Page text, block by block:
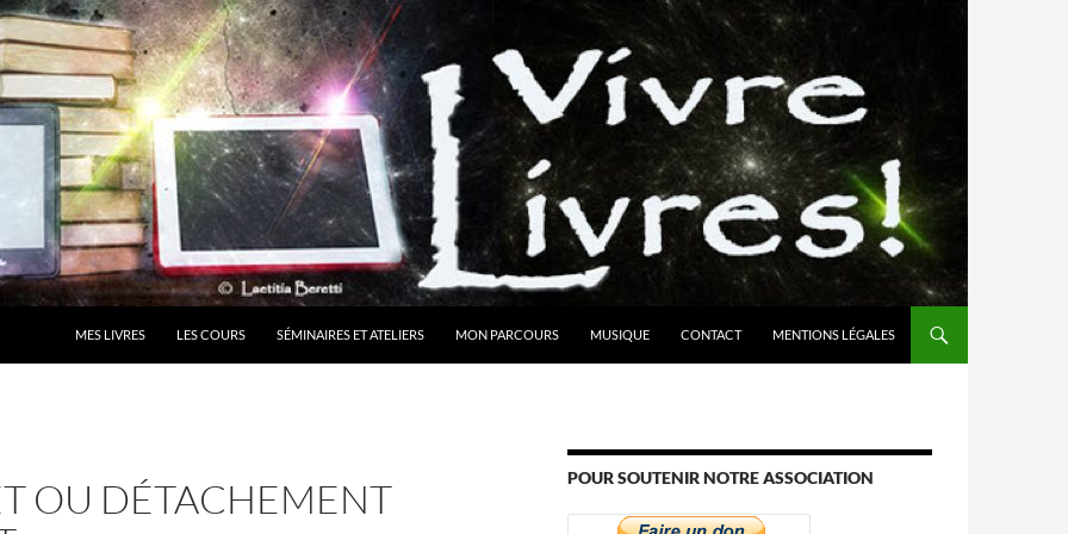
MES LIVRES LES COURS SÉMINAIRES ET ATELIERS MON PARCOURS MUSIQUE CONTACT MENTIONS LÉGALES
OU DÉTACHEMENT
POUR SOUTENIR NOTRE ASSOCIATION